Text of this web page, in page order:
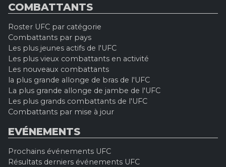
COMBATTANTS
Roster UFC par catégorie
Combattants par pays
Les plus jeunes actifs de l'UFC
Les plus vieux combattants en activité
Les nouveaux combattants
la plus grande allonge de bras de l'UFC
La plus grande allonge de jambe de l'UFC
Les plus grands combattants de l'UFC
Combattants par mise à jour
EVÉNEMENTS
Prochains événements UFC
Résultats derniers événements UFC